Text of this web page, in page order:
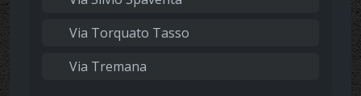
Via Torquato Tasso
Via Tremana